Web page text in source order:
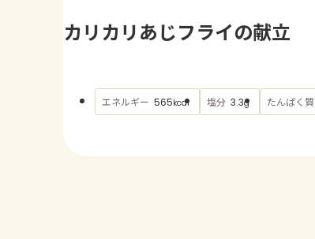
カリカリあじフライの献立
エネルギー 565kcal 塩分 3.3g たんぱく質